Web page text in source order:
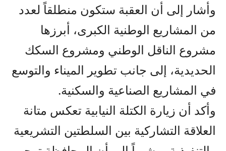
وأشار إلى أن العقبة ستكون منطلقاً لعدد
من المشاريع الوطنية الكبرى، أبرزها
مشروع الناقل الوطني ومشروع السكك
الحديدية، إلى جانب تطوير الميناء والتوسع
في المشاريع الصناعية والسكنية.
وأكد أن زيارة الكتلة النيابية تعكس متانة
العلاقة التشاركية بين السلطتين التشريعية